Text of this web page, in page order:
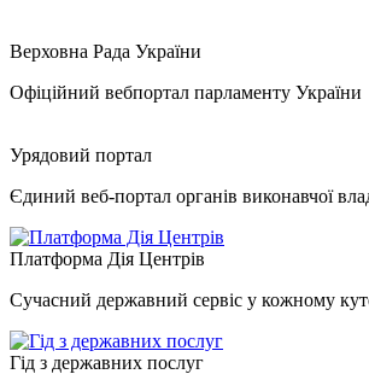
Верховна Рада України
Офіційний вебпортал парламенту України
Урядовий портал
Єдиний веб-портал органів виконавчої
Платформа Дія Центрів
Сучасний державний сервіс у кожному
Гід з державних послуг